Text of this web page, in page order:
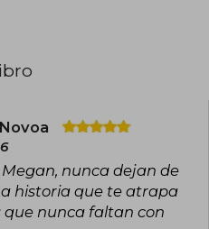
Bombón, Pídeme lo que
su debut en el género
con las Tres Plumas a la
que otorga el Premio
Romántica.
nunca dejan de
historia que te atrapa
que nunca faltan con